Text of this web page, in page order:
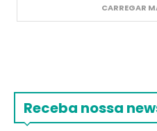
CARREGAR
Receba nossa